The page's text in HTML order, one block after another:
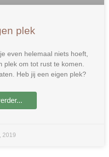
plek
even helemaal niets hoeft,
plek om tot rust te komen.
Heb jij een eigen plek?
2019